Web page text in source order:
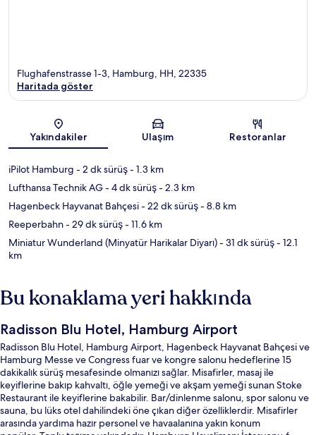
Harita
Flughafenstrasse 1-3, Hamburg, HH, 22335
Haritada göster
Yakındakiler Ulaşım Restoranlar
iPilot Hamburg - 2 dk sürüş- 1.3 km
Lufthansa Technik AG- 4 dk sürüş- 2.3 km
Hagenbeck Hayvanat Bahçesi- 22 dk sürüş- 8.8 km
Reeperbahn- 29 dk sürüş- 11.6 km
Miniatur Wunderland (Minyatür Harikalar Diyarı)- 31 dk sürüş- 12.1
km
Bu konaklama yeri hakkında
Radisson Blu Hotel, Hamburg Airport
Radisson Blu Hotel, Hamburg Airport, Hagenbeck Hayvanat Bahçesi ve
Hamburg Messe ve Congress fuar ve kongre salonu hedeflerine 15
dakikalık sürüş mesafesinde olmanızı sağlar. Misafirler, masaj ile
keyiflerine bakıp kahvaltı, öğle yemeği ve akşam yemeği sunan Stoke
Restaurant ile keyiflerine bakabilir. Bar/dinlenme salonu, spor salonu ve
sauna, bu lüks otel dahilindeki öne çıkan diğer özelliklerdir. Misafirler
arasında yardıma hazır personel ve havaalanına yakın konum